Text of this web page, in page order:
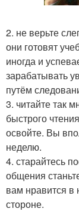
2. не верьте
они готовят
иногда и
зарабатывать
путём
3. читайте так
быстрого
освойте. Вы
неделю.
4. старайтесь
общения
вам нравится в
стороне.